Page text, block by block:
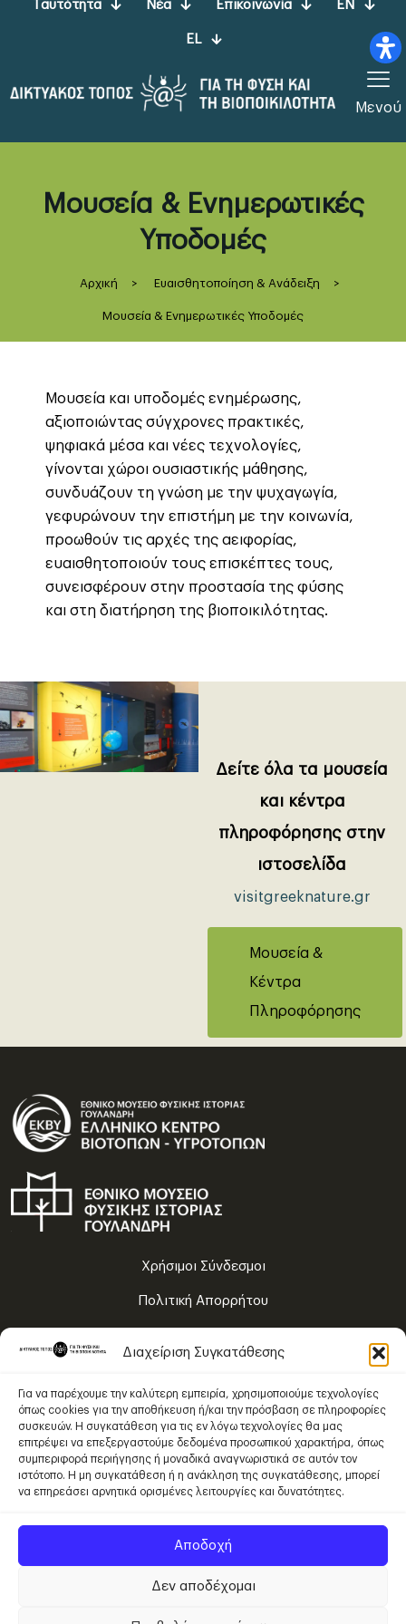
Διαχείριση Συγκατάθεσης
Για να παρέχουμε την καλύτερη εμπειρία, χρησιμοποιούμε τεχνολογίες
όπως cookies για την αποθήκευση ή/και την πρόσβαση σε πληροφορίες
συσκευών. Η συγκατάθεση για τις εν λόγω τεχνολογίες θα μας
επιτρέψει να επεξεργαστούμε δεδομένα προσωπικού χαρακτήρα, όπως
συμπεριφορά περιήγησης ή μοναδικά αναγνωριστικά σε αυτόν τον
ιστότοπο. Η μη συγκατάθεση ή η ανάκληση της συγκατάθεσης, μπορεί
να επηρεάσει αρνητικά ορισμένες λειτουργίες και δυνατότητες.
Αποδοχή
Δεν αποδέχομαι
Ταυτότητα Νέα Επικοινωνία EN
EL
Μενού
Μουσεία & Ενημερωτικές
Υποδομές
Αρχική > Ευαισθητοποίηση & Ανάδειξη >
Μουσεία & Ενημερωτικές Υποδομές
Μουσεία και υποδομές ενημέρωσης,
αξιοποιώντας σύγχρονες πρακτικές,
ψηφιακά μέσα και νέες τεχνολογίες,
γίνονται χώροι ουσιαστικής μάθησης,
συνδυάζουν τη γνώση με την ψυχαγωγία,
γεφυρώνουν την επιστήμη με την κοινωνία,
προωθούν τις αρχές της αειφορίας,
ευαισθητοποιούν τους επισκέπτες τους,
συνεισφέρουν στην προστασία της φύσης
και στη διατήρηση της βιοποικιλότητας.
Δείτε όλα τα μουσεία
και κέντρα
πληροφόρησης στην
ιστοσελίδα
visitgreeknature.gr
Μουσεία &
Κέντρα
Πληροφόρησης
Χρήσιμοι Σύνδεσμοι
Πολιτική Απορρήτου
Το περιεχόμενο χορηγείται με Άδεια Χρήσης
Creative Commons Αναφορά Δημιουργού – Μη Εμπορική Χρήση –
Παρόμοια Διανομή 4.0 Διεθνές.
© 2026 Εθνικό Μουσείο Φυσικής Ιστορίας Γουλανδρή / Ελληνικό
Κέντρο Βιοτόπων-Υγροτόπων